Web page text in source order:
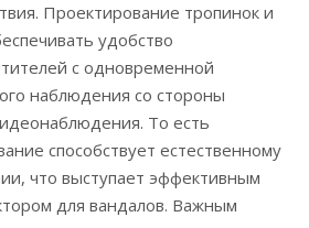
Проектирование тропинок и
удобство
с одновременной
наблюдения со стороны
То есть
способствует естественному
что выступает эффективным
для вандалов. Важным